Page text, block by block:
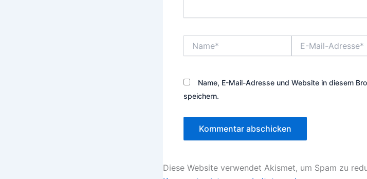
Mail-
Name, E-Mail-Adresse und Website in diesem
speichern.
Diese Website verwendet Akismet, um Spam zu